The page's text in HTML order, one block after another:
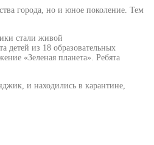
города, но и юное поколение. Тем
стали живой
детей из 18 образовательных
«Зеленая планета». Ребята
и находились в карантине,